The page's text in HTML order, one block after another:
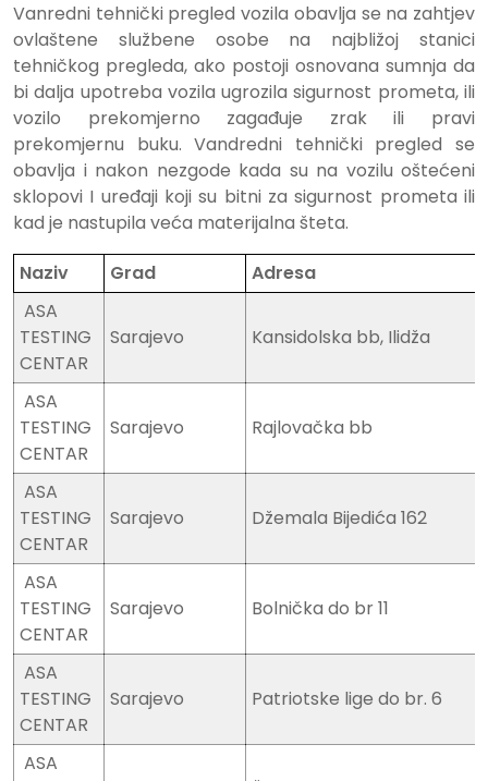
Vanredni tehnički pregled vozila obavlja se na zahtjev
ovlaštene službene osobe na najbližoj stanici
tehničkog pregleda, ako postoji osnovana sumnja da
bi dalja upotreba vozila ugrozila sigurnost prometa, ili
vozilo prekomjerno zagađuje zrak ili pravi
prekomjernu buku. Vandredni tehnički pregled se
obavlja i nakon nezgode kada su na vozilu oštećeni
sklopovi I uređaji koji su bitni za sigurnost prometa ili
kad je nastupila veća materijalna šteta.
Naziv
Grad
Adresa
ASA
TESTING
CENTAR
Sarajevo Kansidolska bb, Ilidža
ASA
TESTING
CENTAR
Sarajevo Rajlovačka bb
ASA
TESTING
CENTAR
Sarajevo Džemala Bijedića 162
ASA
TESTING
CENTAR
Sarajevo Bolnička do br 11
ASA
TESTING
CENTAR
Sarajevo Patriotske lige do br. 6
ASA